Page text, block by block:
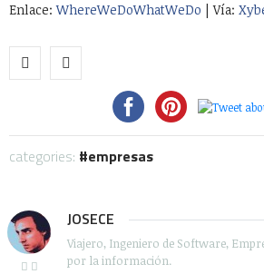
Enlace:WhereWeDoWhatWeDo | Vía:
categories: empresas
JOSECE
Viajero, Ingeniero de Software,
por la información.